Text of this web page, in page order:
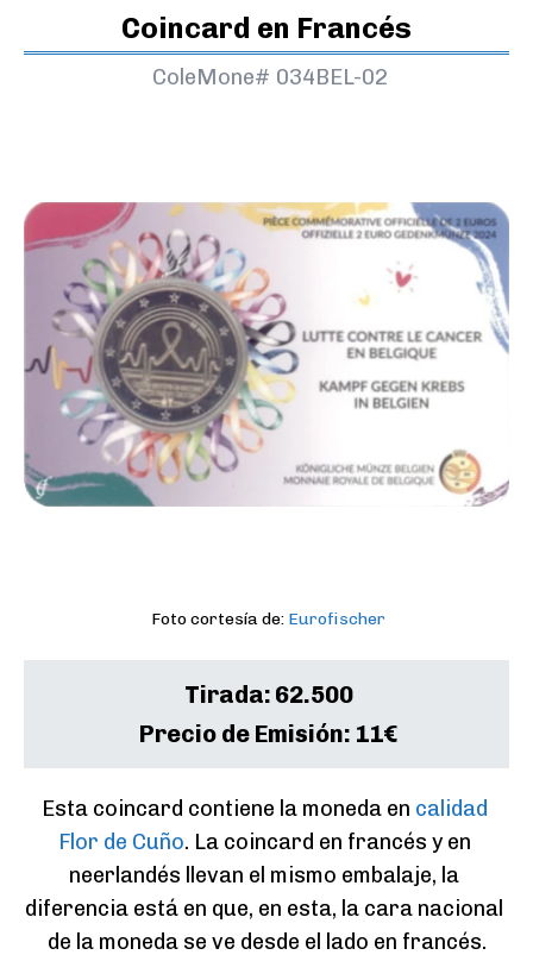
Coincard en Francés
ColeMone# 034BEL-02
Foto cortesía de: Eurofischer
Tirada: 62.500
Precio de Emisión: 11€
Esta coincard contiene la moneda en calidad
Flor de Cuño. La coincard en francés y en
neerlandés llevan el mismo embalaje, la
diferencia está en que, en esta, la cara nacional
de la moneda se ve desde el lado en francés.